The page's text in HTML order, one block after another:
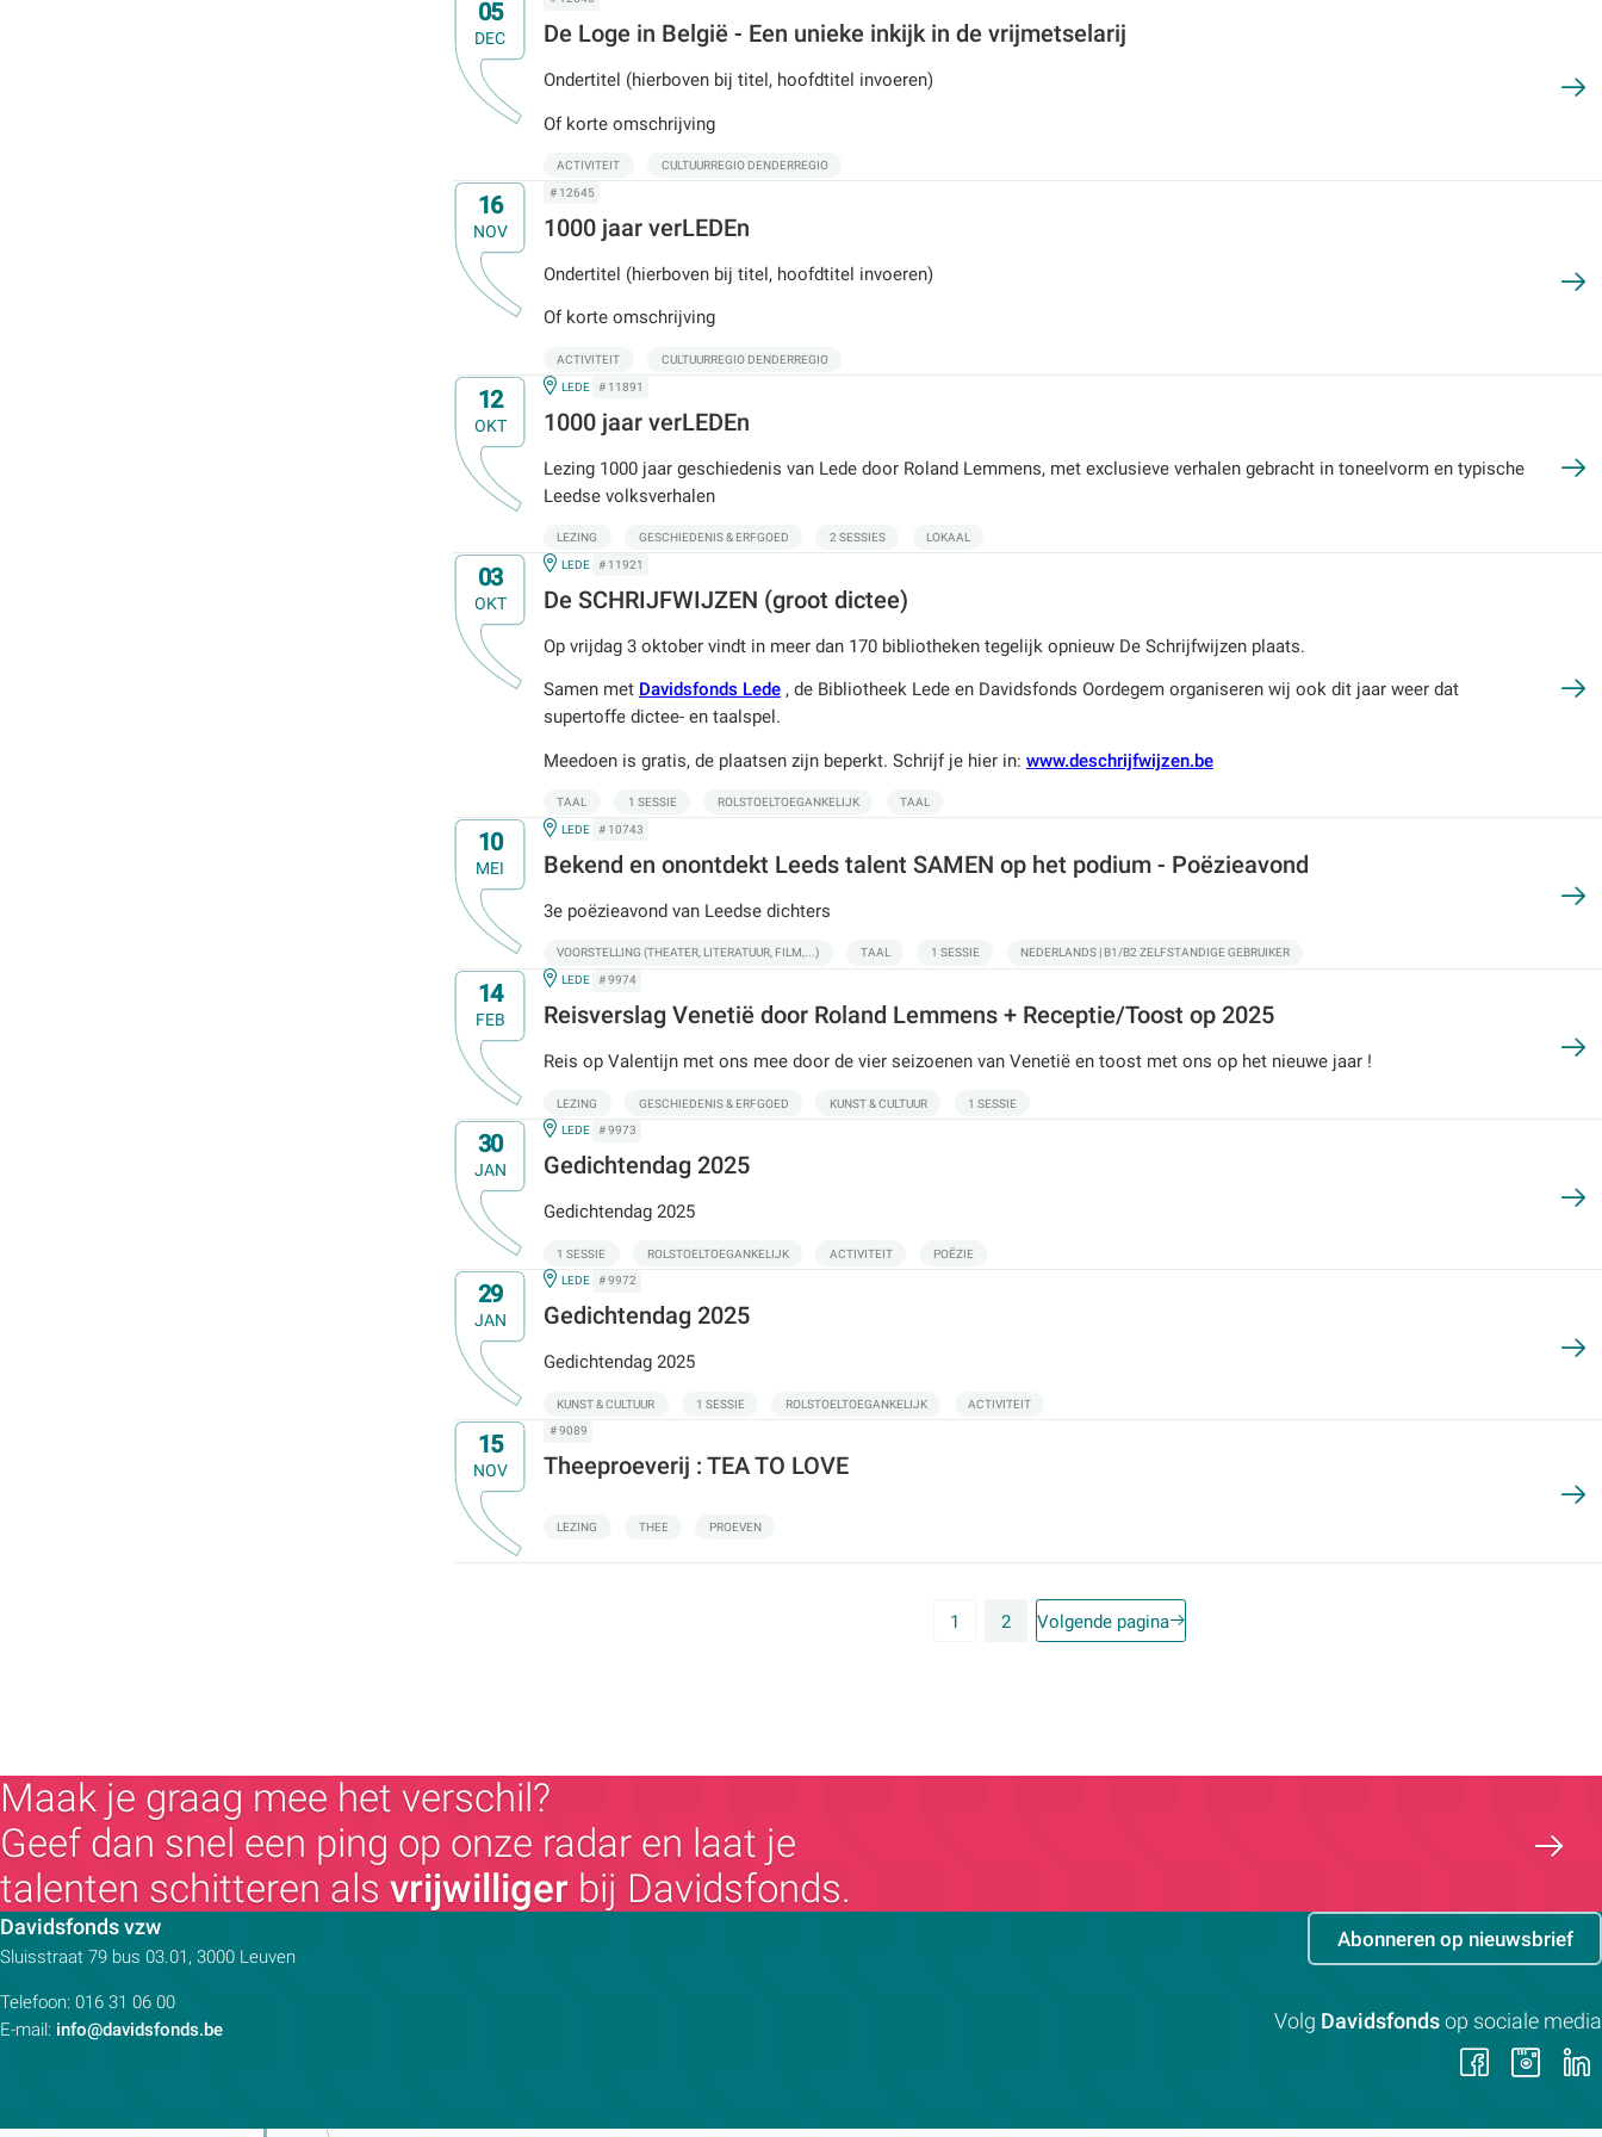
05
DEC De Loge in België - Een unieke inkijk in de vrijmetselarij
Ondertitel (hierboven bij titel, hoofdtitel invoeren)
Of korte omschrijving
ACTIVITEIT CULTUURREGIO DENDERREGIO
Op 16
NOV
# 12645
1000 jaar verLEDEn
Ondertitel (hierboven bij titel, hoofdtitel invoeren)
Of korte omschrijving
ACTIVITEIT CULTUURREGIO DENDERREGIO
Op 12
OKT
IN
LEDE # 11891
1000 jaar verLEDEn
Lezing 1000 jaar geschiedenis van Lede door Roland Lemmens, met exclusieve verhalen gebracht in toneelvorm en typische
Leedse volksverhalen
LEZING GESCHIEDENIS & ERFGOED 2 SESSIES LOKAAL
Op 03
OKT
IN
LEDE # 11921
De SCHRIJFWIJZEN (groot dictee)
Op vrijdag 3 oktober vindt in meer dan 170 bibliotheken tegelijk opnieuw De Schrijfwijzen plaats.
Samen met Davidsfonds Lede , de Bibliotheek Lede en Davidsfonds Oordegem organiseren wij ook dit jaar weer dat
supertoffe dictee- en taalspel.
Meedoen is gratis, de plaatsen zijn beperkt. Schrijf je hier in: www.deschrijfwijzen.be
TAAL 1 SESSIE ROLSTOELTOEGANKELIJK TAAL
Op 10
MEI
IN
LEDE # 10743
Bekend en onontdekt Leeds talent SAMEN op het podium - Poëzieavond
3e poëzieavond van Leedse dichters
VOORSTELLING (THEATER, LITERATUUR, FILM,...) TAAL 1 SESSIE NEDERLANDS | B1/B2 ZELFSTANDIGE GEBRUIKER
Op 14
FEB
IN
LEDE # 9974
Reisverslag Venetië door Roland Lemmens + Receptie/Toost op 2025
Reis op Valentijn met ons mee door de vier seizoenen van Venetië en toost met ons op het nieuwe jaar !
LEZING GESCHIEDENIS & ERFGOED KUNST & CULTUUR 1 SESSIE
Op 30
JAN
IN
LEDE # 9973
Gedichtendag 2025
Gedichtendag 2025
1 SESSIE ROLSTOELTOEGANKELIJK ACTIVITEIT POËZIE
Op29
JAN
IN
LEDE # 9972
Gedichtendag 2025
Gedichtendag 2025
KUNST & CULTUUR 1 SESSIE ROLSTOELTOEGANKELIJK ACTIVITEIT
Op 15
NOV
# 9089
Theeproeverij : TEA TO LOVE
LEZING THEE PROEVEN
1 2 Volgende pagina
Maak je graag mee het verschil?
Geef dan snel een ping op onze radar en laat je
talenten schitteren als vrijwilliger bij Davidsfonds.
Davidsfonds vzwContactpersoon:
Adres:
Sluisstraat 79 bus 03.01, 3000 Leuven
Telefoon: 016 31 06 00
E-mail: info@davidsfonds.be
Abonneren op nieuwsbrief
Volg Davidsfonds op sociale media
Volg
op op